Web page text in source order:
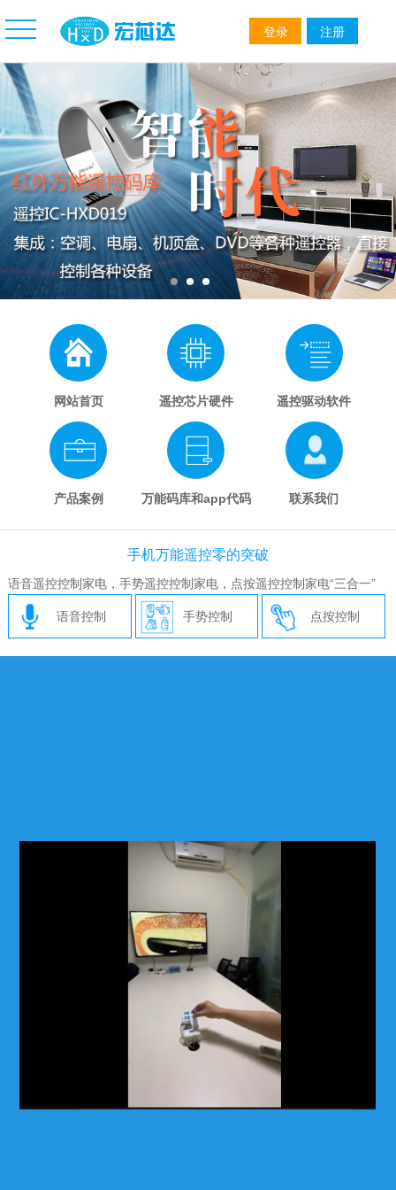
登录 注册
网站首页 遥控芯片硬件 遥控驱动软件
产品案例 万能码库和app代码 联系我们
手机万能遥控零的突破
语音遥控控制家电，手势遥控控制家电，点按遥控控制家电“三合一”
语音控制 手势控制 点按控制